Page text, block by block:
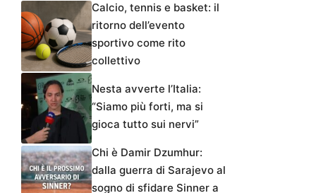
Calcio, tennis e basket: il
ritorno dell’evento
sportivo come rito
collettivo
Nesta avverte l’Italia:
“Siamo più forti, ma si
gioca tutto sui nervi”
Chi è Damir Dzumhur:
dalla guerra di Sarajevo al
sogno di sfidare Sinner a